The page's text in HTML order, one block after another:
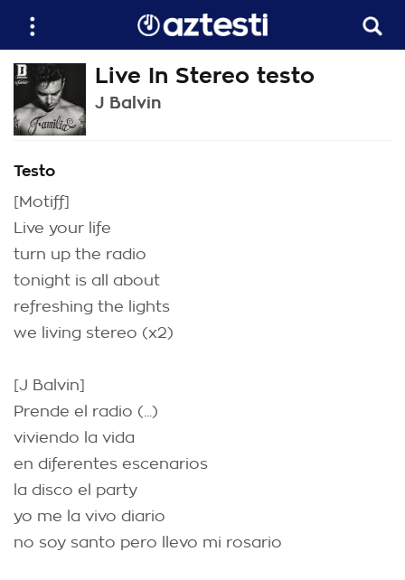
Live In Stereo testo
J Balvin
Testo
[Motiff]
Live your life
turn up the radio
tonight is all about
refreshing the lights
we living stereo (x2)
[J Balvin]
Prende el radio (...)
viviendo la vida
en diferentes escenarios
la disco el party
yo me la vivo diario
no soy santo pero llevo mi rosario